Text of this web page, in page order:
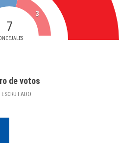
7
3
de votos
ESCRUTADO